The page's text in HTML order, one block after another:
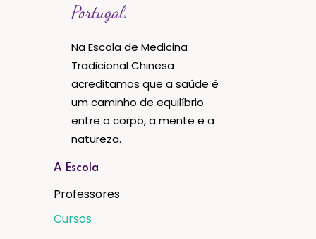
Portugal.
Na Escola de Medicina
Tradicional Chinesa
acreditamos que a saúde é
um caminho de equilíbrio
entre o corpo, a mente e a
natureza.
A Escola
Professores
Cursos